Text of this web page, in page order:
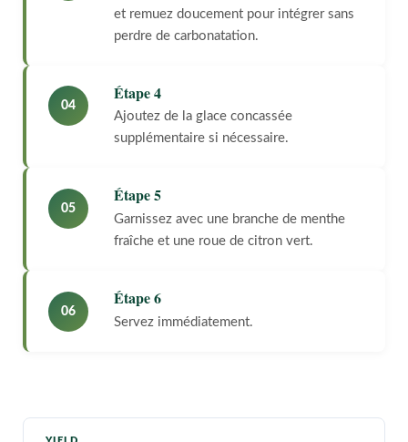
et remuez doucement pour intégrer sans
perdre de carbonatation.
04
Étape 4
Ajoutez de la glace concassée
supplémentaire si nécessaire.
05
Étape 5
Garnissez avec une branche de menthe
fraîche et une roue de citron vert.
06
Étape 6
Servez immédiatement.